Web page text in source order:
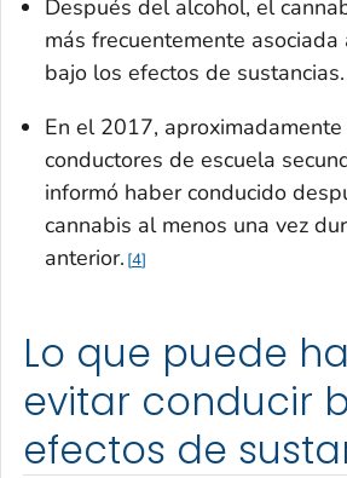
Después del alcohol, el
más frecuentemente asociada
bajo los efectos de sustancias.
En el 2017,
conductores de escuela
informó haber conducido
cannabis al menos una vez
anterior. 4
Lo que puede
evitar conducir
efectos de